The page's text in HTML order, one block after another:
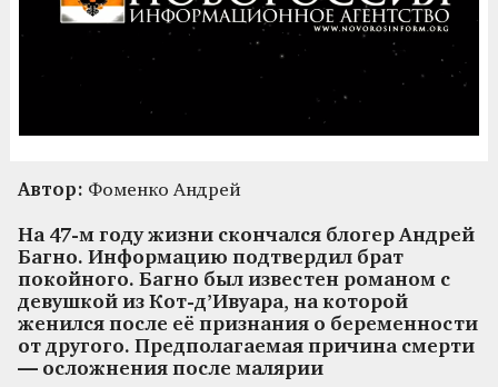
Автор: Фоменко Андрей
На 47-м году жизни скончался блогер Андрей
Багно. Информацию подтвердил брат
покойного. Багно был известен романом с
девушкой из Кот-д’Ивуара, на которой
женился после её признания о беременности
от другого. Предполагаемая причина смерти
— осложнения после малярии